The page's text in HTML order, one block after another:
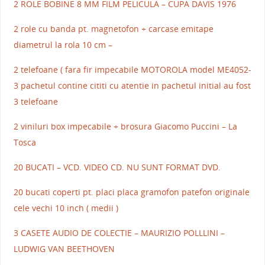
2 ROLE BOBINE 8 MM FILM PELICULA – CUPA DAVIS 1976
2 role cu banda pt. magnetofon + carcase emitape
diametrul la rola 10 cm –
2 telefoane ( fara fir impecabile MOTOROLA model ME4052-
3 pachetul contine cititi cu atentie in pachetul initial au fost
3 telefoane
2 viniluri box impecabile + brosura Giacomo Puccini – La
Tosca
20 BUCATI – VCD. VIDEO CD. NU SUNT FORMAT DVD.
20 bucati coperti pt. placi placa gramofon patefon originale
cele vechi 10 inch ( medii )
3 CASETE AUDIO DE COLECTIE – MAURIZIO POLLLINI –
LUDWIG VAN BEETHOVEN